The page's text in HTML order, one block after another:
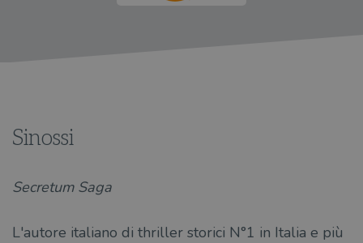
Sinossi
Secretum Saga
L'autore italiano di thriller storici N°1 in Italia e più